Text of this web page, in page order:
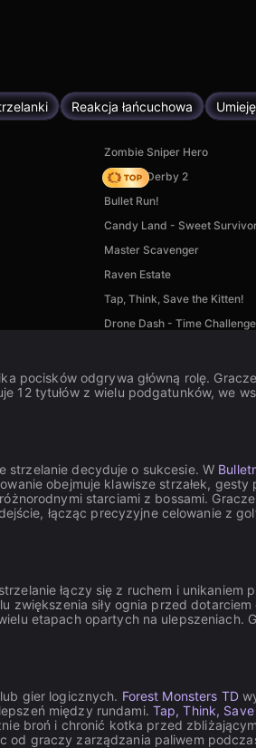
Reakcja łańcuchowa
Zombie Sniper Hero
Zombie Derby 2
Bullet Run!
Candy Land - Sweet
Master Scavenger
Raven Estate
Tap, Think, Save the Kitten!
Drone Dash - Time
pocisków odgrywa główną rolę.
12 tytułów z wielu podgatunków, we
strzelanie decyduje o sukcesie. W
obejmuje klawisze strzałek,
starciami z bossami.
łącząc precyzyjne celowanie z
łączy się z ruchem i unikaniem
zwiększenia siły ognia przed dotarciem
etapach opartych na
gier logicznych. Forest Monsters TD
między rundami. Tap, Think,
broń i chronić kotka przed
graczy zarządzania paliwem